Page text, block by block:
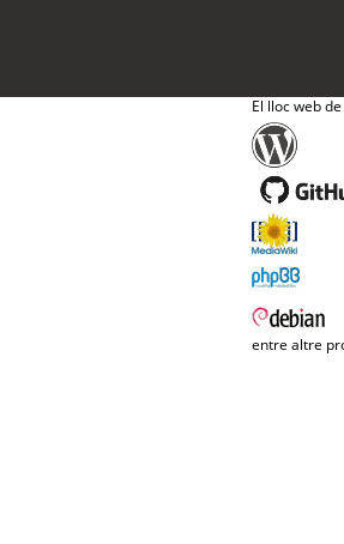
El lloc web
entre altre